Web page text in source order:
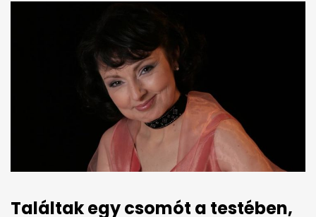
Találtak egy csomót a testében,